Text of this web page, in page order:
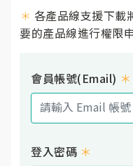
＊ 各產品線支援下載
要的產品線進行權限
會員帳號(Email) ＊
登入密碼 ＊